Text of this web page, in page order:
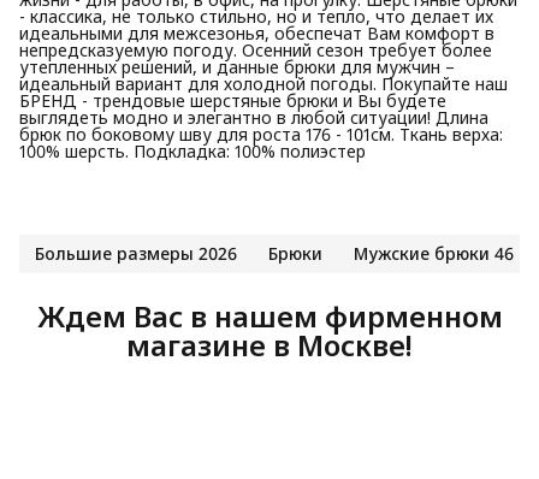
- классика, не только стильно, но и тепло, что делает их
идеальными для межсезонья, обеспечат Вам комфорт в
непредсказуемую погоду. Осенний сезон требует более
утепленных решений, и данные брюки для мужчин –
идеальный вариант для холодной погоды. Покупайте наш
БРЕНД - трендовые шерстяные брюки и Вы будете
выглядеть модно и элегантно в любой ситуации! Длина
брюк по боковому шву для роста 176 - 101см. Ткань верха:
100% шерсть. Подкладка: 100% полиэстер
Большие размеры 2026 Брюки Мужские брюки 46
Ждем Вас в нашем фирменном
магазине в Москве!